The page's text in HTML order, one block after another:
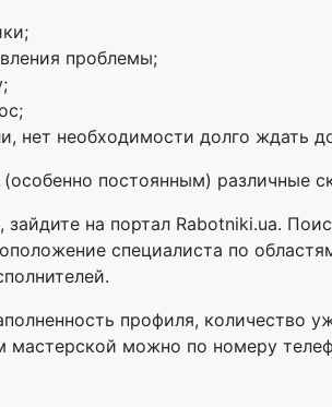
проблемы;
нет необходимости долго ждать
постоянным) различные
на портал Rabotniki.ua.
специалиста по
профиля, количество
мастерской можно по номеру